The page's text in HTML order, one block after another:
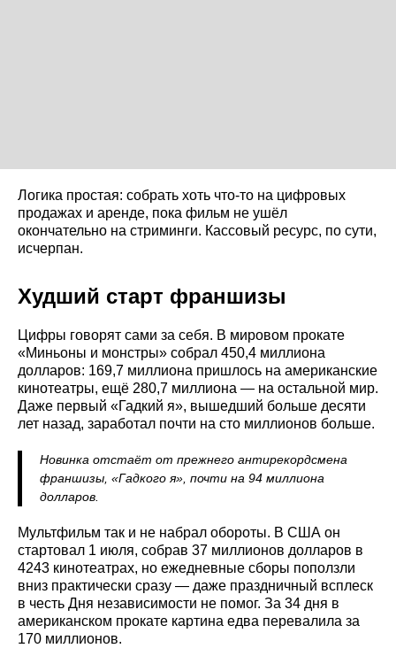
Логика простая: собрать хоть что-то на цифровых
продажах и аренде, пока фильм не ушёл
окончательно на стриминги. Кассовый ресурс, по сути,
исчерпан.
Худший старт франшизы
Цифры говорят сами за себя. В мировом прокате
«Миньоны и монстры» собрал 450,4 миллиона
долларов: 169,7 миллиона пришлось на американские
кинотеатры, ещё 280,7 миллиона — на остальной мир.
Даже первый «Гадкий я», вышедший больше десяти
лет назад, заработал почти на сто миллионов больше.
Новинка отстаёт от прежнего антирекордсмена
франшизы, «Гадкого я», почти на 94 миллиона
долларов.
Мультфильм так и не набрал обороты. В США он
стартовал 1 июля, собрав 37 миллионов долларов в
4243 кинотеатрах, но ежедневные сборы поползли
вниз практически сразу — даже праздничный всплеск
в честь Дня независимости не помог. За 34 дня в
американском прокате картина едва перевалила за
170 миллионов.